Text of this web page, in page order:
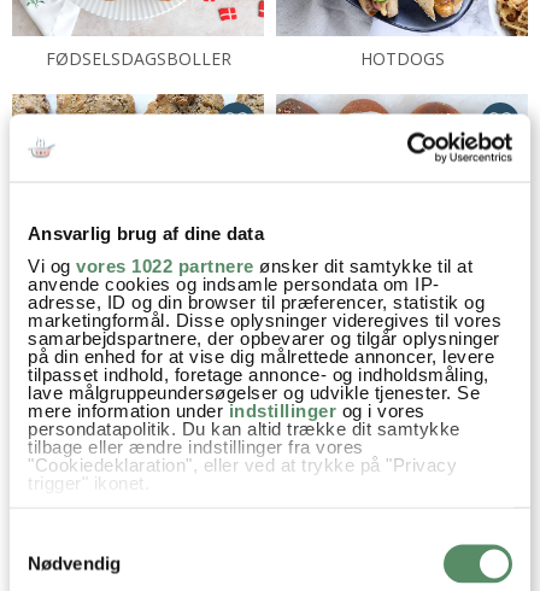
Ansvarlig brug af dine data
Vi og vores 1022 partnere ønsker dit samtykke til at
anvende cookies og indsamle persondata om IP-
adresse, ID og din browser til præferencer, statistik og
marketingformål. Disse oplysninger videregives til vores
samarbejdspartnere, der opbevarer og tilgår oplysninger
på din enhed for at vise dig målrettede annoncer, levere
tilpasset indhold, foretage annonce- og indholdsmåling,
lave målgruppeundersøgelser og udvikle tjenester. Se
mere information under indstillinger og i vores
persondatapolitik. Du kan altid trække dit samtykke
tilbage eller ændre indstillinger fra vores
"Cookiedeklaration", eller ved at trykke på "Privacy
trigger" ikonet.
Indsamle præcise oplysninger om din placering,
der kan være nøjagtig inden for få meter
Identificere din enhed baseret på en scanning af
Nødvendig
FØDSELSDAGSBOLLER HOTDOGS
KOLDHÆVEDE BOLLER FASTELAVNSBOLLER